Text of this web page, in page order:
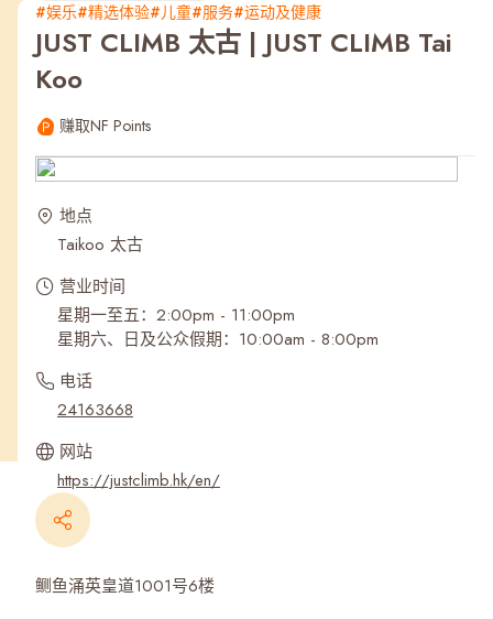
热门
最近搜寻纪录
#娱乐#精选体验#儿童#服务#运动及健康
JUST CLIMB 太古 | JUST CLIMB Tai
Koo
赚取NF Points
地点
Taikoo 太古
营业时间
星期一至五：2:00pm - 11:00pm
星期六、日及公众假期：10:00am - 8:00pm
电话
24163668
网站
https://justclimb.hk/en/
鲗鱼涌英皇道1001号6楼